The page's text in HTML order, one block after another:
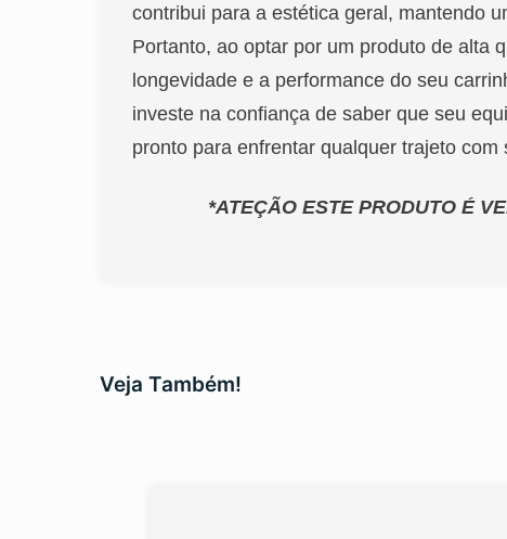
contribui para a estética geral, mantendo
Portanto, ao optar por um produto de alta
longevidade e a performance do seu
investe na confiança de saber que seu
pronto para enfrentar qualquer trajeto com
*ATEÇÃO ESTE PRODUTO É
Veja Também!